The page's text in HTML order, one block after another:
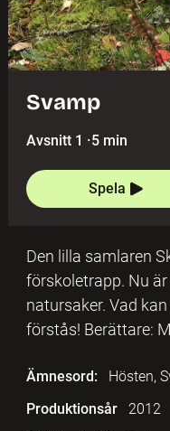
Svamp
Avsnitt 1 ·5 min
Spela
Den lilla samlaren
förskoletrapp. Nu
natursaker. Vad
förstås! Berättare:
Ämnesord:
Hösten,
Produktionsår
2012